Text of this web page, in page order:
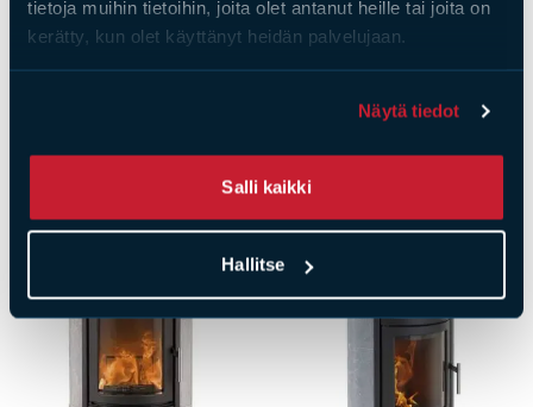
tietoja muihin tietoihin, joita olet antanut heille tai joita on
kerätty, kun olet käyttänyt heidän palvelujaan.
Näytä tiedot
Salli kaikki
Hallitse
Heta Heta
Heta Scan-Line 850M,
Hinta